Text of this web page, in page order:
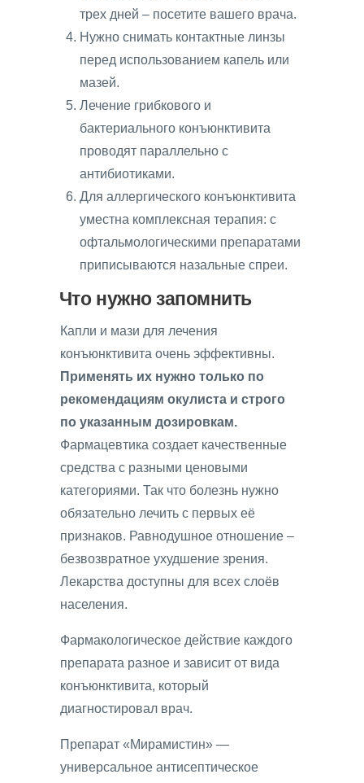
трех дней – посетите вашего врача.
Нужно снимать контактные линзы
перед использованием капель или
мазей.
Лечение грибкового и
бактериального конъюнктивита
проводят параллельно с
антибиотиками.
Для аллергического конъюнктивита
уместна комплексная терапия: с
офтальмологическими препаратами
приписываются назальные спреи.
Что нужно запомнить
Капли и мази для лечения
конъюнктивита очень эффективны.
Применять их нужно только по
рекомендациям окулиста и строго
по указанным дозировкам.
Фармацевтика создает качественные
средства с разными ценовыми
категориями. Так что болезнь нужно
обязательно лечить с первых её
признаков. Равнодушное отношение –
безвозвратное ухудшение зрения.
Лекарства доступны для всех слоёв
населения.
Фармакологическое действие каждого
препарата разное и зависит от вида
конъюнктивита, который
диагностировал врач.
Препарат «Мирамистин» —
универсальное антисептическое